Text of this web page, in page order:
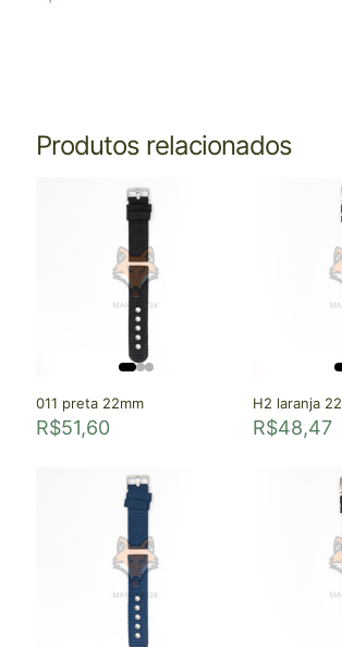
Produtos relacionados
011 preta 22mm
R$51,60
H2 laranja
R$48,47